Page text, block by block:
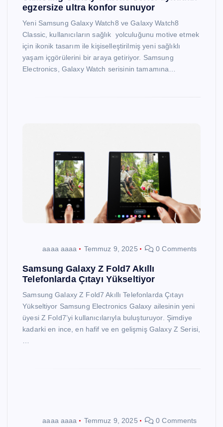
egzersize ultra konfor sunuyor
Yeni Samsung Galaxy Watch8 ve Galaxy Watch8
Classic, kullanıcıların sağlık yolculuğunu motive etmek
için ikonik tasarım ile kişiselleştirilmiş yeni sağlıklı
yaşam içgörülerini bir araya getiriyor. Samsung
Electronics, Galaxy Watch serisinin tamamına…
aaaa aaaa Temmuz 9, 2025 0 Comments
Samsung Galaxy Z Fold7 Akıllı
Telefonlarda Çıtayı Yükseltiyor
Samsung Galaxy Z Fold7 Akıllı Telefonlarda Çıtayı
Yükseltiyor Samsung Electronics Galaxy ailesinin yeni
üyesi Z Fold7’yi kullanıcılarıyla buluşturuyor. Şimdiye
kadarki en ince, en hafif ve en gelişmiş Galaxy Z Serisi,
aaaa aaaa Temmuz 9, 2025 0 Comments